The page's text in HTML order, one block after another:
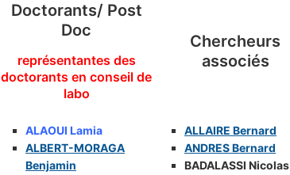
Doctorants/ Post
Doc
représentantes des
doctorants en conseil de
labo
Chercheurs
associés
ALAOUI Lamia
ALBERT-MORAGA
Benjamin
ALLAIRE Bernard
ANDRES Bernard
BADALASSI Nicolas